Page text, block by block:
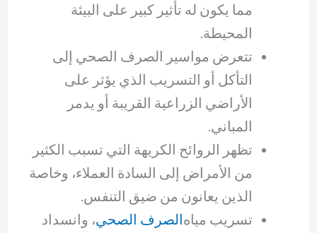
مما يكون له تأثير كبير على البيئة
المحيطة.
تتعرض مواسير الصرف الصحي إلى
التأكل أو التسريب الذي يؤثر على
الأراضي الزراعية القريبة أو يدمر
المباني.
تظهر الروائح الكريهة التي تسبب الكثير
من الأمراض إلى السادة العملاء، وخاصة
الذين يعانون من ضيق التنفس.
تسريب مياهالصرف الصحي، وانسداد